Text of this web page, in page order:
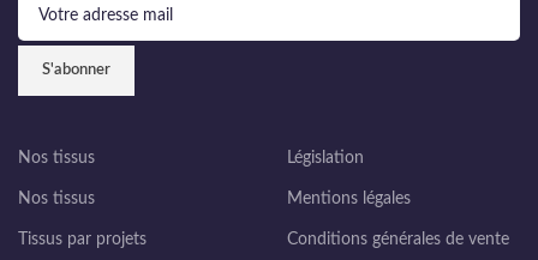
Nos tissus
Nos tissus
Tissus par projets
Législation
Mentions légales
Conditions générales de vente